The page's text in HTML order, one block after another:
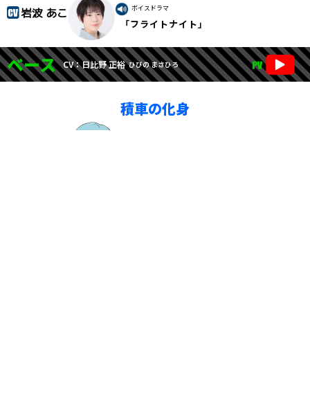
岩波 あこ ボイスドラマ
「フライトナイト」
ベース CV：日比野 正裕 ひびの まさひろ
積車の化身